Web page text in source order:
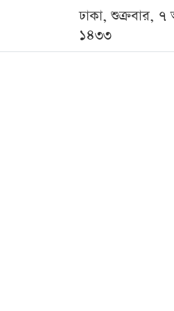
ঢাকা, শুক্রবার,
১৪৩৩